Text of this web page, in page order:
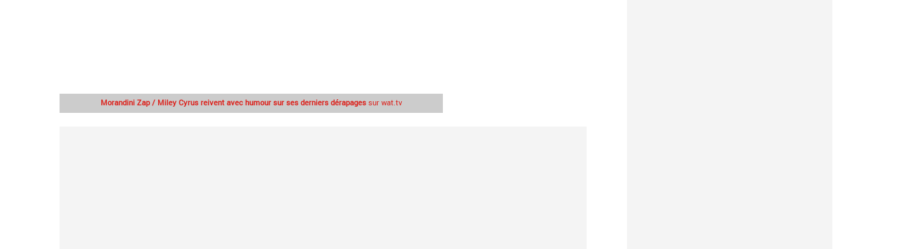
Morandini Zap / Miley Cyrus reivent avec humour sur ses derniers dérapagessur wat.tv